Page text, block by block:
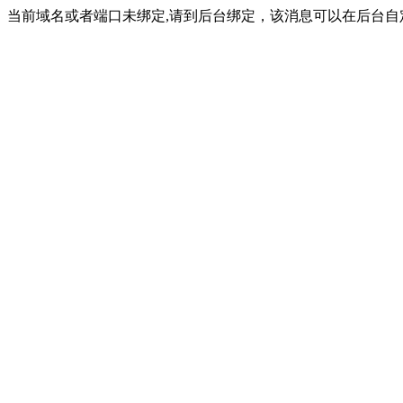
当前域名或者端口未绑定,请到后台绑定，该消息可以在后台自